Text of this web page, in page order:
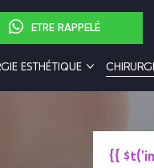
ETRE RAPPELÉ
ESTHÉTIQUE
{{